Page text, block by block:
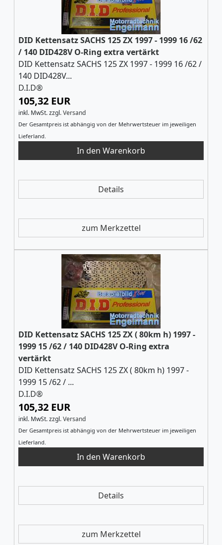
DID Kettensatz SACHS 125 ZX 1997 - 1999 16 /62
/ 140 DID428V O-Ring extra vertärkt
DID Kettensatz SACHS 125 ZX 1997 - 1999 16 /62 /
140 DID428V...
D.I.D®
105,32 EUR
inkl. MwSt.zzgl.Versand
Der Gesamtpreis ist abhängig von der Mehrwertsteuer im jeweiligen
Lieferland.
Details
zum Merkzettel
DID Kettensatz SACHS 125 ZX ( 80km h) 1997 -
1999 15 /62 / 140 DID428V O-Ring extra
vertärkt
DID Kettensatz SACHS 125 ZX ( 80km h) 1997 -
1999 15 /62 / ...
D.I.D®
105,32 EUR
inkl. MwSt.zzgl.Versand
Der Gesamtpreis ist abhängig von der Mehrwertsteuer im jeweiligen
Lieferland.
Details
zum Merkzettel